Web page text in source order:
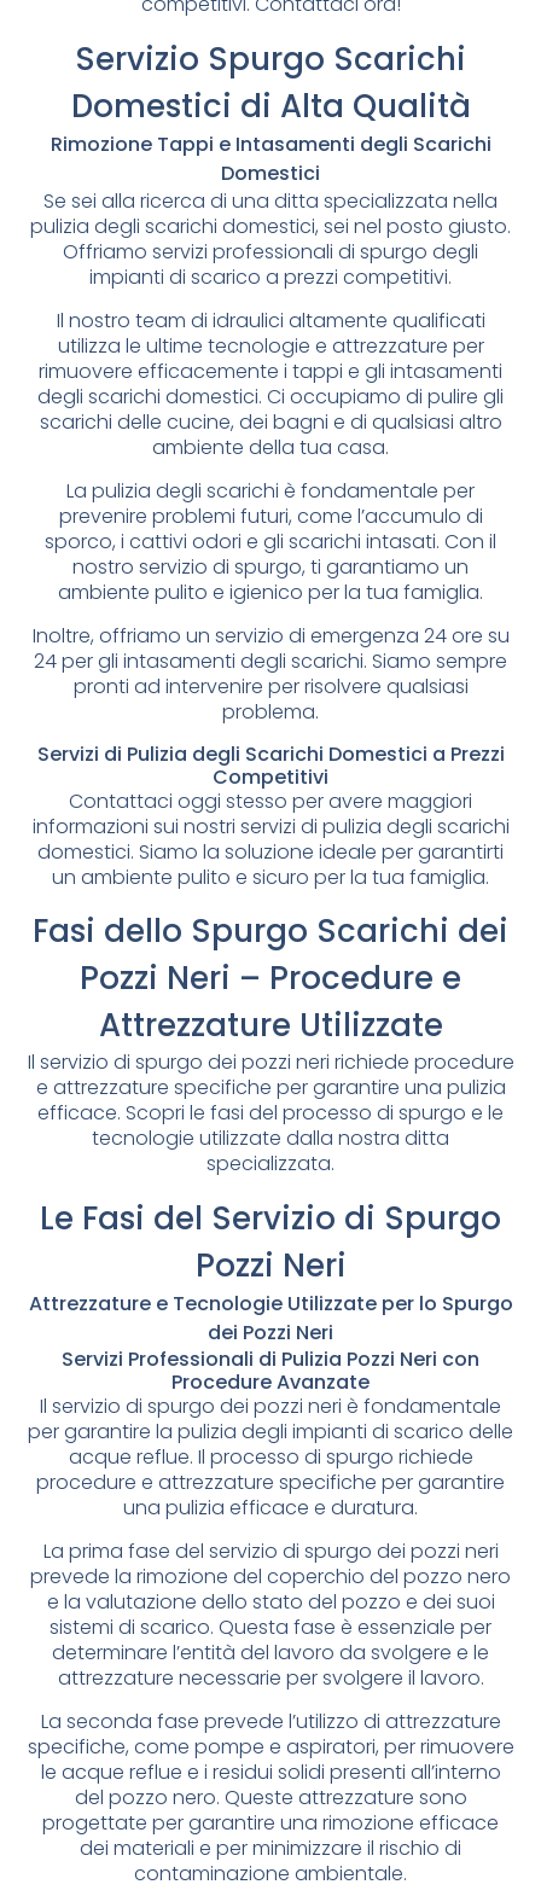
Servizio Spurgo Scarichi
Domestici di Alta Qualità
Rimozione Tappi e Intasamenti degli Scarichi
Domestici
Se sei alla ricerca di una ditta specializzata nella
pulizia degli scarichi domestici, sei nel posto giusto.
Offriamo servizi professionali di spurgo degli
impianti di scarico a prezzi competitivi.
Il nostro team di idraulici altamente qualificati
utilizza le ultime tecnologie e attrezzature per
rimuovere efficacemente i tappi e gli intasamenti
degli scarichi domestici. Ci occupiamo di pulire gli
scarichi delle cucine, dei bagni e di qualsiasi altro
ambiente della tua casa.
La pulizia degli scarichi è fondamentale per
prevenire problemi futuri, come l’accumulo di
sporco, i cattivi odori e gli scarichi intasati. Con il
nostro servizio di spurgo, ti garantiamo un
ambiente pulito e igienico per la tua famiglia.
Inoltre, offriamo un servizio di emergenza 24 ore su
24 per gli intasamenti degli scarichi. Siamo sempre
pronti ad intervenire per risolvere qualsiasi
problema.
Servizi di Pulizia degli Scarichi Domestici a Prezzi
Competitivi
Contattaci oggi stesso per avere maggiori
informazioni sui nostri servizi di pulizia degli scarichi
domestici. Siamo la soluzione ideale per garantirti
un ambiente pulito e sicuro per la tua famiglia.
Fasi dello Spurgo Scarichi dei
Pozzi Neri – Procedure e
Attrezzature Utilizzate
Il servizio di spurgo dei pozzi neri richiede procedure
e attrezzature specifiche per garantire una pulizia
efficace. Scopri le fasi del processo di spurgo e le
tecnologie utilizzate dalla nostra ditta
specializzata.
Le Fasi del Servizio di Spurgo
Pozzi Neri
Attrezzature e Tecnologie Utilizzate per lo Spurgo
dei Pozzi Neri
Servizi Professionali di Pulizia Pozzi Neri con
Procedure Avanzate
Il servizio di spurgo dei pozzi neri è fondamentale
per garantire la pulizia degli impianti di scarico delle
acque reflue. Il processo di spurgo richiede
procedure e attrezzature specifiche per garantire
una pulizia efficace e duratura.
La prima fase del servizio di spurgo dei pozzi neri
prevede la rimozione del coperchio del pozzo nero
e la valutazione dello stato del pozzo e dei suoi
sistemi di scarico. Questa fase è essenziale per
determinare l’entità del lavoro da svolgere e le
attrezzature necessarie per svolgere il lavoro.
La seconda fase prevede l’utilizzo di attrezzature
specifiche, come pompe e aspiratori, per rimuovere
le acque reflue e i residui solidi presenti all’interno
del pozzo nero. Queste attrezzature sono
progettate per garantire una rimozione efficace
dei materiali e per minimizzare il rischio di
contaminazione ambientale.